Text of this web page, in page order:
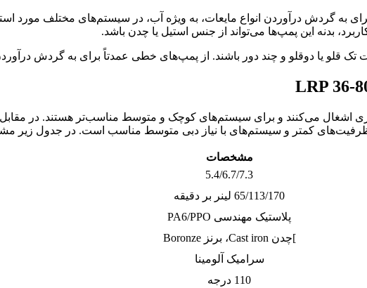
به گردش درآوردن انواع مایعات، به ویژه آب، در سیستم‌های مختلف مورد
بدنه این پمپ‌ها می‌تواند از جنس استیل یا چدن باشد.
تک قلو یا دوقلو و چند دور باشند. از پمپ‌های خطی عمدتاً برای به گردش
می‌کنند و برای سیستم‌های کوچک و متوسط مناسب‌تر هستند. در مقابل،
کمتر و سیستم‌های با نیاز دبی متوسط مناسب‌ است. در جدول زیر
مشخصات
5.4/6.7/7.3
65/113/170 لینر بر دقیقه
پلاستیک مهندسی PA6/PPO
]چدن Cast iron، برنز Boronze
سرامیک آلومینا
110 درجه